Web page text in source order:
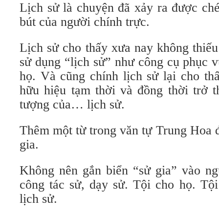
Lịch sử là chuyện đã xảy ra được
bút của người chính trực.
Lịch sử cho thấy xưa nay không
sử dụng “lịch sử” như công cụ phục
họ. Và cũng chính lịch sử lại cho
hữu hiệu tạm thời và đồng thời trở
tượng của… lịch sử.
Thêm một từ trong văn tự Trung Hoa
gia.
Không nên gắn biển “sử gia” vào
công tác sử, dạy sử. Tội cho họ.
lịch sử.